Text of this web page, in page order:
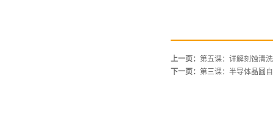
上一页： 第五课：详解刻蚀清
下一页： 第三课：半导体晶圆